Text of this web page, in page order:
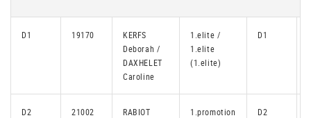
D1 19170
KERFS
Deborah /
DAXHELET
Caroline
1.elite /
1.elite
(1.elite)
D1
D2 21002
RABIOT
1.promotion
D2